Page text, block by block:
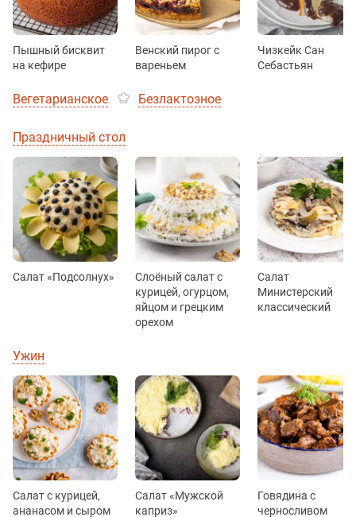
Пышный бисквит
на кефире
Венский пирог с
вареньем
Чизкейк Сан
Себастьян
Вегетарианское Безлактозное
Праздничный стол
Салат «Подсолнух»
Слоёный салат с
курицей, огурцом,
яйцом и грецким
орехом
Салат
Министерский
классический
Ужин
Салат с курицей,
ананасом и сыром
Салат «Мужской
каприз»
Говядина с
черносливом